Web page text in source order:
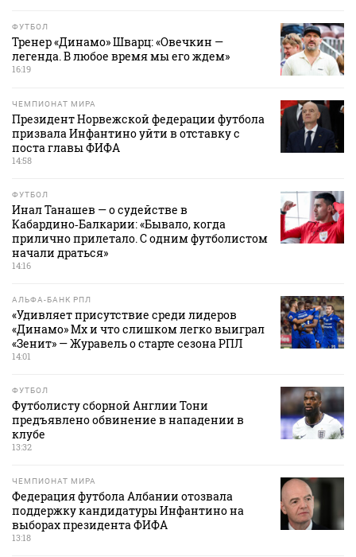
ФУТБОЛ
Тренер «Динамо» Шварц: «Овечкин —
легенда. В любое время мы его ждем»
16:19
ЧЕМПИОНАТ МИРА
Президент Норвежской федерации футбола
призвала Инфантино уйти в отставку с
поста главы ФИФА
14:58
ФУТБОЛ
Инал Танашев — о судействе в
Кабардино‑Балкарии: «Бывало, когда
прилично прилетало. С одним футболистом
начали драться»
14:16
АЛЬФА-БАНК РПЛ
«Удивляет присутствие среди лидеров
«Динамо» Мх и что слишком легко выиграл
«Зенит» — Журавель о старте сезона РПЛ
14:01
ФУТБОЛ
Футболисту сборной Англии Тони
предъявлено обвинение в нападении в
клубе
13:32
ЧЕМПИОНАТ МИРА
Федерация футбола Албании отозвала
поддержку кандидатуры Инфантино на
выборах президента ФИФА
13:18